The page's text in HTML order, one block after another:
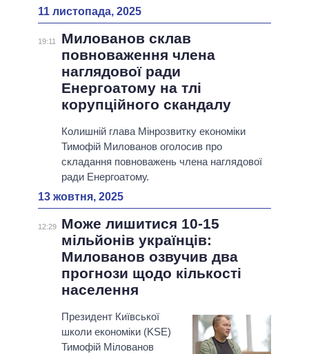
11 листопада, 2025
19:11
Милованов склав
повноваження члена
наглядової ради
Енергоатому на тлі
корупційного скандалу
Колишній глава Мінрозвитку економіки
Тимофій Милованов оголосив про
складання повноважень члена наглядової
ради Енергоатому.
13 жовтня, 2025
12:29
Може лишитися 10-15
мільйонів українців:
Милованов озвучив два
прогнози щодо кількості
населення
Президент Київської
школи економіки (KSE)
Тимофій Мілованов